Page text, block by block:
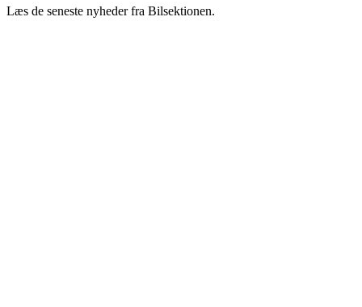
Læs de seneste nyheder fra Bilsektionen.